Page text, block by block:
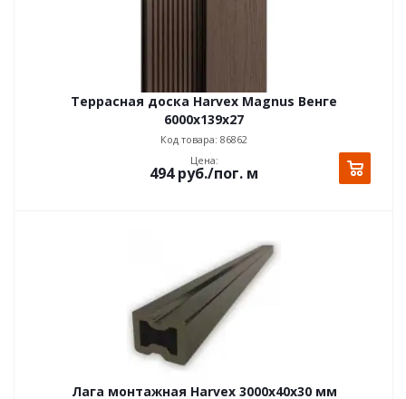
Террасная доска Harvex Magnus Венге
6000x139x27
Код товара: 86862
Цена:
494руб./пог. м
Лага монтажная Harvex 3000x40x30 мм